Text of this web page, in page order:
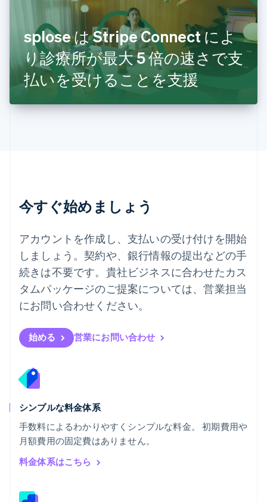
splose は Stripe Connect によ
り診療所が最大 5 倍の速さで支
払いを受けることを支援
今すぐ始めましょう
アカウントを作成し、支払いの受け付けを開始
しましょう。契約や、銀行情報の提出などの手
続きは不要です。貴社ビジネスに合わせたカス
タムパッケージのご提案については、営業担当
にお問い合わせください。
始める 営業にお問い合わせ
シンプルな料金体系
手数料によるわかりやすくシンプルな料金。 初期費用や
月額費用の固定費はありません。
料金体系はこちら
スペイン
スロバキア
English
スロベニア
EnglishItaliano
タイ
English
チェコ共和国
ノルウェー
English
English
フィンランド
English Svenska
ブラジル
PortuguêsEnglish
フランス
Français English
English
ベルギー
ポーランド
English
PortuguêsEnglish
English
マレーシア
English简体中文
メキシコ
ラトビア